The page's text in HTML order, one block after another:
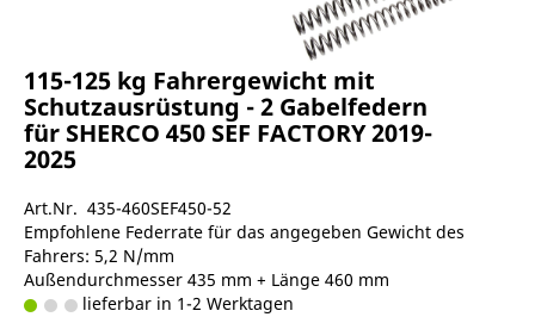
115-125 kg Fahrergewicht mit
Schutzausrüstung - 2 Gabelfedern
für SHERCO 450 SEF FACTORY 2019-
2025
Art.Nr. 435-460SEF450-52
Empfohlene Federrate für das angegeben Gewicht des
Fahrers: 5,2 N/mm
Außendurchmesser 435 mm + Länge 460 mm
lieferbar in 1-2 Werktagen